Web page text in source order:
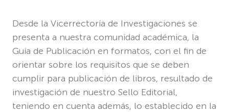
Desde la Vicerrectoría de Investigaciones se
presenta a nuestra comunidad académica, la
Guía de Publicación en formatos, con el fin de
orientar sobre los requisitos que se deben
cumplir para publicación de libros, resultado de
investigación de nuestro Sello Editorial,
teniendo en cuenta además, lo establecido en la